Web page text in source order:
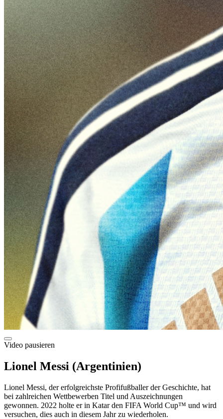
Video pausieren
Lionel Messi (Argentinien)
Lionel Messi, der erfolgreichste Profifußballer der Geschichte, hat
bei zahlreichen Wettbewerben Titel und Auszeichnungen
gewonnen. 2022 holte er in Katar den FIFA World Cup™ und wird
versuchen, dies auch in diesem Jahr zu wiederholen.